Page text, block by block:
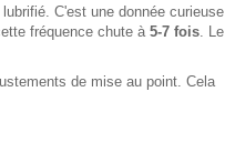
C'est une donnée curieuse
fréquence chute à5-7 fois . Le
de mise au point. Cela